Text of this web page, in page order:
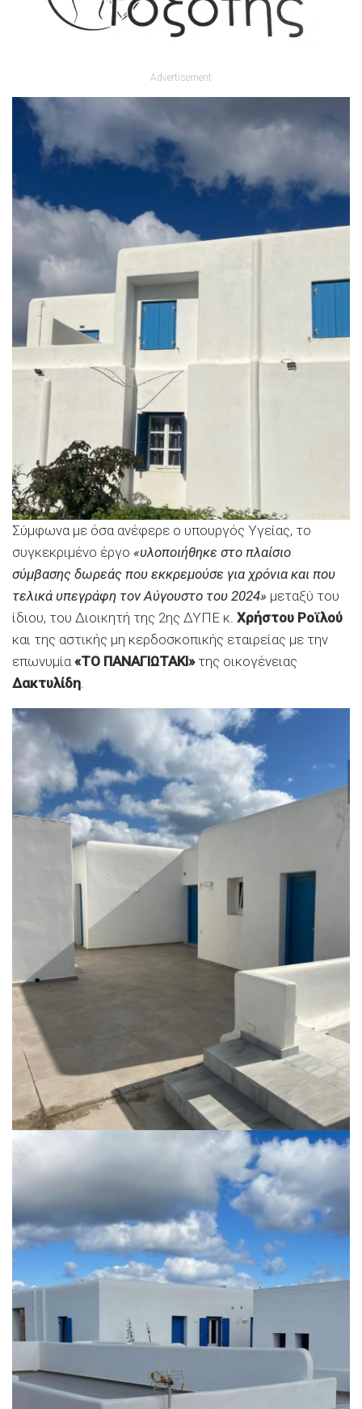
Advertisement
Σύμφωνα με όσα ανέφερε ο υπουργός Υγείας, το
συγκεκριμένο έργο «υλοποιήθηκε στο πλαίσιο
σύμβασης δωρεάς που εκκρεμούσε για χρόνια και που
τελικά υπεγράφη τον Αύγουστο του 2024» μεταξύ του
ίδιου, του Διοικητή της 2ης ΔΥΠΕ κ. Χρήστου Ροϊλού
και της αστικής μη κερδοσκοπικής εταιρείας με την
επωνυμία «ΤΟ ΠΑΝΑΓΙΩΤΑΚΙ»της οικογένειας
Δακτυλίδη